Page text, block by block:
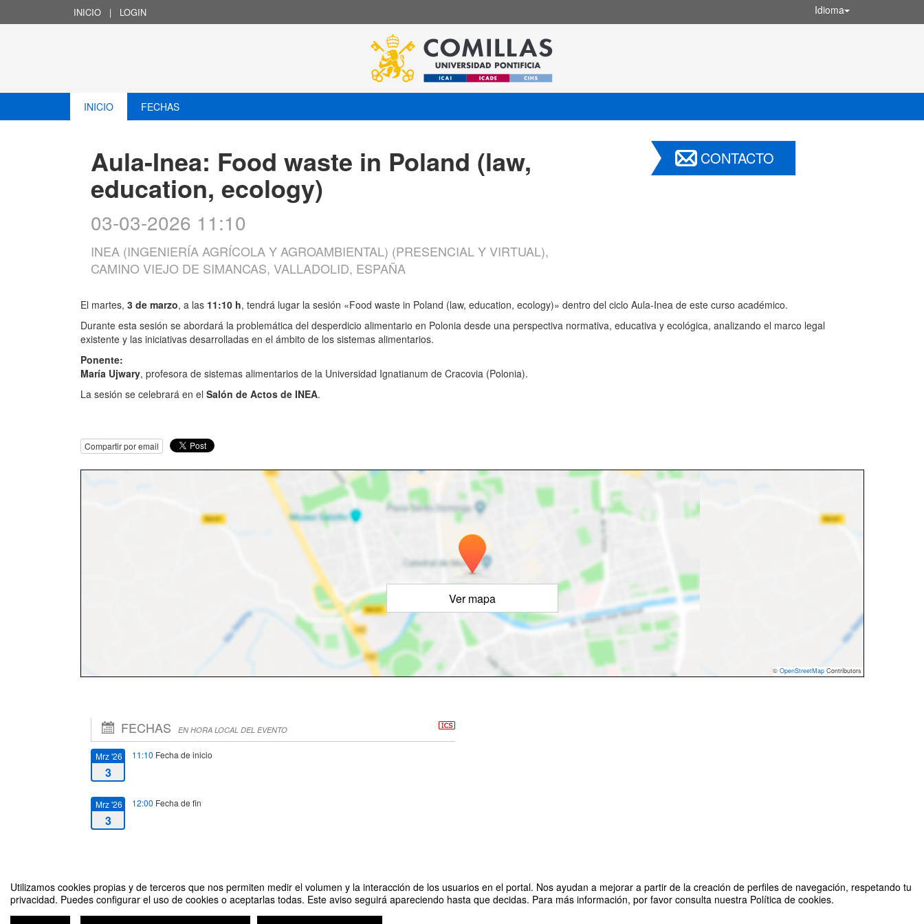
Utilizamos cookies propias y de terceros que nos permiten medir el volumen y la interacción de los usuarios en el portal. Nos ayudan a mejorar a partir de la creación de perfiles de navegación, respetando tu
privacidad. Puedes configurar el uso de cookies o aceptarlas todas. Este aviso seguirá apareciendo hasta que decidas. Para más información, por favor consulta nuestra Política de cookies.
INICIO | LOGIN Idioma
INICIO FECHAS
Aula-Inea: Food waste in Poland (law,
education, ecology)
03-03-2026 11:10
INEA (INGENIERÍA AGRÍCOLA Y AGROAMBIENTAL) (PRESENCIAL Y VIRTUAL),
CAMINO VIEJO DE SIMANCAS, VALLADOLID, ESPAÑA
CONTACTO
El martes, 3 de marzo, a las 11:10 h, tendrá lugar la sesión «Food waste in Poland (law, education, ecology)» dentro del ciclo Aula-Inea de este curso académico.
Durante esta sesión se abordará la problemática del desperdicio alimentario en Polonia desde una perspectiva normativa, educativa y ecológica, analizando el marco legal
existente y las iniciativas desarrolladas en el ámbito de los sistemas alimentarios.
Ponente:
María Ujwary, profesora de sistemas alimentarios de la Universidad Ignatianum de Cracovia (Polonia).
La sesión se celebrará en el Salón de Actos de INEA.
Compartir por email
Ver mapa
© OpenStreetMap Contributors
FECHAS EN HORA LOCAL DEL EVENTO
Mrz '26
3
11:10 Fecha de inicio
Mrz '26
3
12:00 Fecha de fin
Aula-Inea: Food waste in Poland (law, education, ecology)